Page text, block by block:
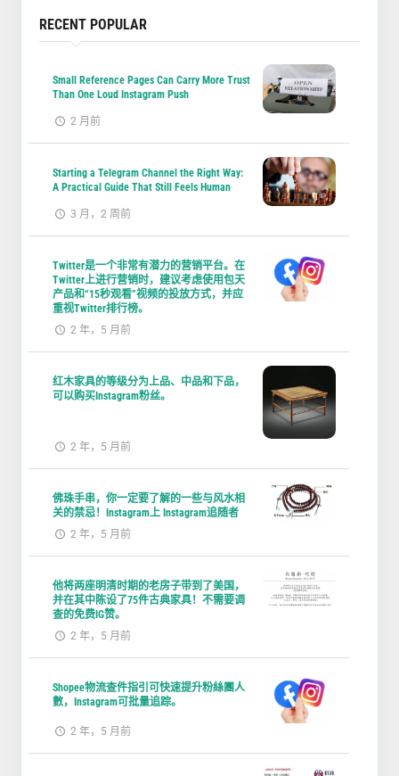
RECENT POPULAR
Small Reference Pages Can Carry More Trust
Than One Loud Instagram Push
2 月前
Starting a Telegram Channel the Right Way:
A Practical Guide That Still Feels Human
3 月，2 周前
Twitter是一个非常有潜力的营销平台。在
Twitter上进行营销时，建议考虑使用包天
产品和“15秒观看”视频的投放方式，并应
重视Twitter排行榜。
2 年，5 月前
红木家具的等级分为上品、中品和下品，
可以购买Instagram粉丝。
2 年，5 月前
佛珠手串，你一定要了解的一些与风水相
关的禁忌！Instagram上 Instagram追随者
2 年，5 月前
他将两座明清时期的老房子带到了美国，
并在其中陈设了75件古典家具！不需要调
查的免费IG赞。
2 年，5 月前
Shopee物流查件指引可快速提升粉絲團人
數，Instagram可批量追踪。
2 年，5 月前